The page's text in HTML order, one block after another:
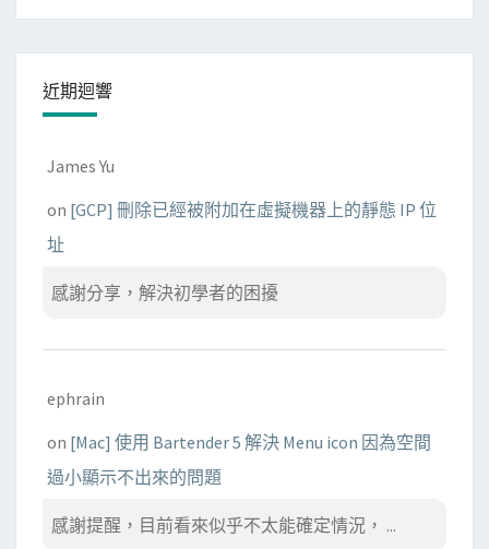
近期迴響
James Yu
on [GCP] 刪除已經被附加在虛擬機器上的靜態 IP 位
址
感謝分享，解決初學者的困擾
ephrain
on [Mac] 使用 Bartender 5 解決 Menu icon 因為空間
過小顯示不出來的問題
感謝提醒，目前看來似乎不太能確定情況， ...